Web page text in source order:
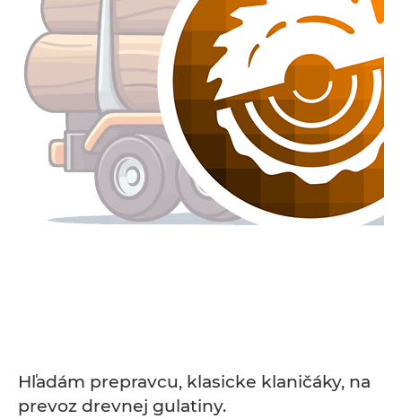
Hľadám prepravcu, klasicke klaničáky, na
prevoz drevnej gulatiny.